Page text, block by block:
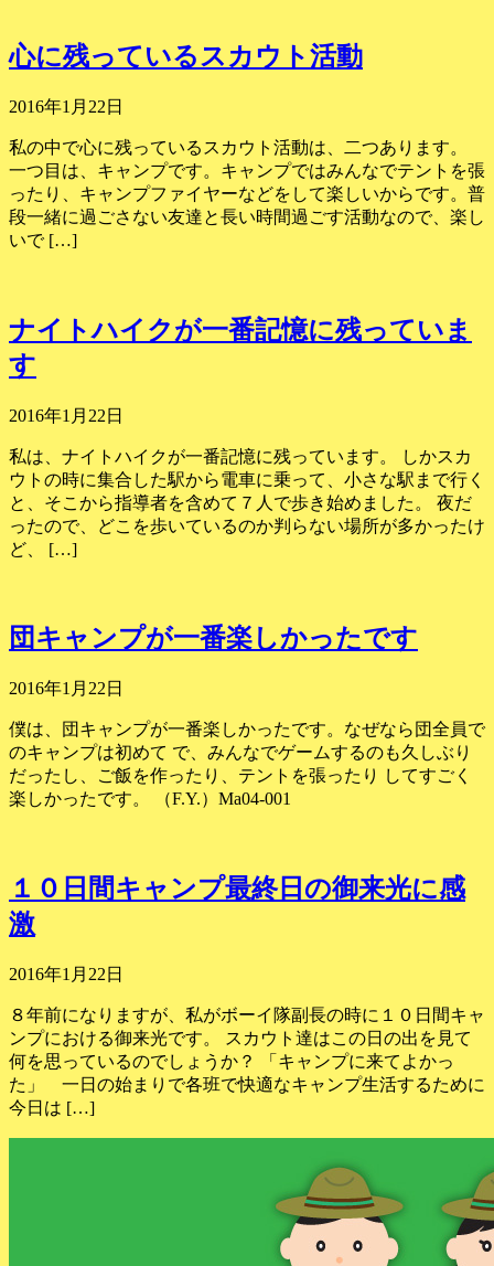
心に残っているスカウト活動
2016年1月22日
私の中で心に残っているスカウト活動は、二つあります。
一つ目は、キャンプです。キャンプではみんなでテントを張
ったり、キャンプファイヤーなどをして楽しいからです。普
段一緒に過ごさない友達と長い時間過ごす活動なので、楽し
いで […]
ナイトハイクが一番記憶に残っていま
す
2016年1月22日
私は、ナイトハイクが一番記憶に残っています。 しかスカ
ウトの時に集合した駅から電車に乗って、小さな駅まで行く
と、そこから指導者を含めて７人で歩き始めました。 夜だ
ったので、どこを歩いているのか判らない場所が多かったけ
ど、 […]
団キャンプが一番楽しかったです
2016年1月22日
僕は、団キャンプが一番楽しかったです。なぜなら団全員で
のキャンプは初めて で、みんなでゲームするのも久しぶり
だったし、ご飯を作ったり、テントを張ったり してすごく
楽しかったです。 （F.Y.）Ma04-001
１０日間キャンプ最終日の御来光に感
激
2016年1月22日
８年前になりますが、私がボーイ隊副長の時に１０日間キャ
ンプにおける御来光です。 スカウト達はこの日の出を見て
何を思っているのでしょうか？ 「キャンプに来てよかっ
た」 一日の始まりで各班で快適なキャンプ生活するために
今日は […]